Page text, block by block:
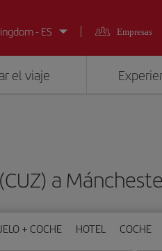
- ES
Empresas
el viaje
a
+ COCHE HOTEL COCHE